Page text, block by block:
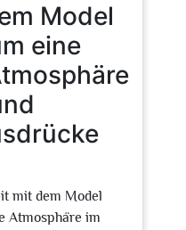
Model
eine
mit dem Model
Atmosphäre im